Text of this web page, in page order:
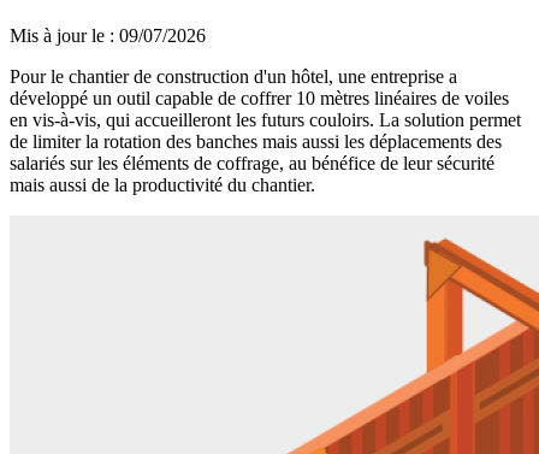
Mis à jour le : 09/07/2026
Pour le chantier de construction d'un hôtel, une entreprise a
développé un outil capable de coffrer 10 mètres linéaires de voiles
en vis-à-vis, qui accueilleront les futurs couloirs. La solution permet
de limiter la rotation des banches mais aussi les déplacements des
salariés sur les éléments de coffrage, au bénéfice de leur sécurité
mais aussi de la productivité du chantier.